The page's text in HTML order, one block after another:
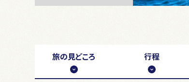
旅の見どころ 行程